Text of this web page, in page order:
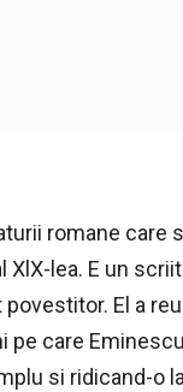
romane care
XlX-lea. E un
El a
care
si ridicand-o